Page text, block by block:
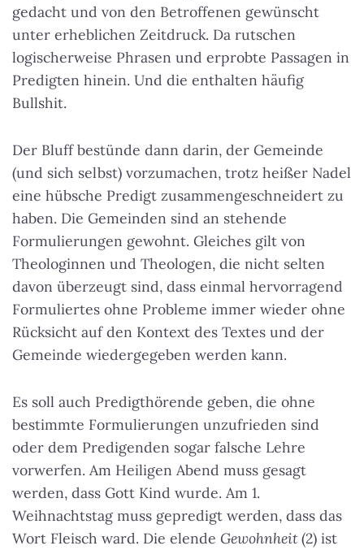
gedacht und von den Betroffenen gewünscht
unter erheblichen Zeitdruck. Da rutschen
logischerweise Phrasen und erprobte Passagen in
Predigten hinein. Und die enthalten häufig
Bullshit.
Der Bluff bestünde dann darin, der Gemeinde
(und sich selbst) vorzumachen, trotz heißer Nadel
eine hübsche Predigt zusammengeschneidert zu
haben. Die Gemeinden sind an stehende
Formulierungen gewohnt. Gleiches gilt von
Theologinnen und Theologen, die nicht selten
davon überzeugt sind, dass einmal hervorragend
Formuliertes ohne Probleme immer wieder ohne
Rücksicht auf den Kontext des Textes und der
Gemeinde wiedergegeben werden kann.
Es soll auch Predigthörende geben, die ohne
bestimmte Formulierungen unzufrieden sind
oder dem Predigenden sogar falsche Lehre
vorwerfen. Am Heiligen Abend muss gesagt
werden, dass Gott Kind wurde. Am 1.
Weihnachtstag muss gepredigt werden, dass das
Wort Fleisch ward. Die elende Gewohnheit(2) ist